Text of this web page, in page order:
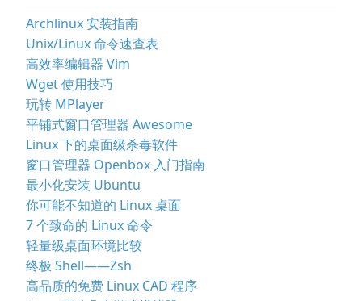
Archlinux 安装指南
Unix/Linux 命令速查表
高效率编辑器 Vim
Wget 使用技巧
玩转 MPlayer
平铺式窗口管理器 Awesome
Linux 下的桌面级杀毒软件
窗口管理器 Openbox 入门指南
最小化安装 Ubuntu
你可能不知道的 Linux 桌面
7 个致命的 Linux 命令
轻量级桌面环境比较
终极 Shell——Zsh
高品质的免费 Linux CAD 程序